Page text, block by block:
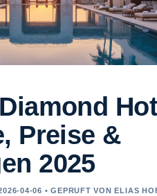
Preise &
2025
04-06 • GEPRUFT VON ELIAS